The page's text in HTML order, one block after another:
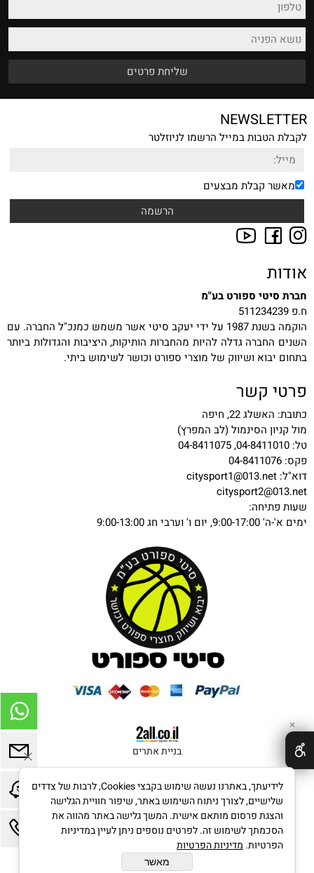
NEWSLETTER
לקבלת הטבות במייל הרשמו לניוזלטר
מאשר קבלת מבצעים
אודות
חברת סיטי ספורט בע"מ
ח.פ 511234239
הוקמה בשנת 1987 על ידי יעקב סיטי אשר משמש כמנכ"ל החברה. עם
השנים החברה גדלה להיות מהחברות הותיקות, היציבות והגדולות ביותר
בתחום יבוא ושיווק של מוצרי ספורט וכושר לשימוש ביתי.
פרטי קשר
כתובת: האשלג 22, חיפה
מול קניון הסינמול (לב המפרץ)
טל: 04-8411010, 04-8411075
פקס: 04-8411076
דוא"ל: citysport1@013.net
citysport2@013.net
שעות פתיחה:
ימים א'-ה' 9:00-17:00, יום ו' וערבי חג 9:00-13:00
בניית אתרים
✕
לידיעתך, באתרנו נעשה שימוש בקבצי Cookies, לרבות של צדדים
שלישיים, לצורך ניתוח השימוש באתר, שיפור חוויית הגלישה
והצגת פרסום מותאם אישית. המשך גלישה באתר מהווה את
הסכמתך לשימוש זה. לפרטים נוספים ניתן לעיין במדיניות
הפרטיות. מדיניות הפרטיות
מאשר